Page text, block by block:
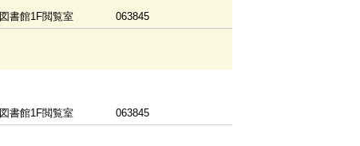
図書館1F閲覧室 063845
図書館1F閲覧室 063845